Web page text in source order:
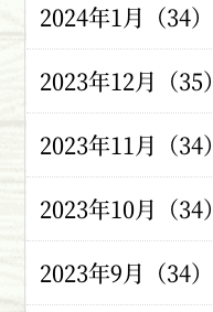
2024年1月（34）
2023年12月（35）
2023年11月（34）
2023年10月（34）
2023年9月（34）